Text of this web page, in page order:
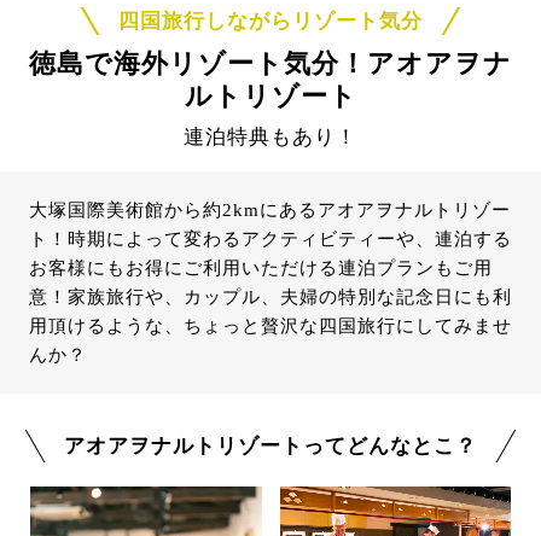
四国旅行しながらリゾート気分
徳島で海外リゾート気分！アオアヲナ
ルトリゾート
連泊特典もあり！
大塚国際美術館から約2kmにあるアオアヲナルトリゾー
ト！時期によって変わるアクティビティーや、連泊する
お客様にもお得にご利用いただける連泊プランもご用
意！家族旅行や、カップル、夫婦の特別な記念日にも利
用頂けるような、ちょっと贅沢な四国旅行にしてみませ
んか？
アオアヲナルトリゾートってどんなとこ？